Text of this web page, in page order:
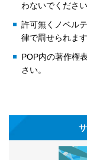
わないでください
許可無くノベル
律で罰せられま
POP内の著作権
さい。